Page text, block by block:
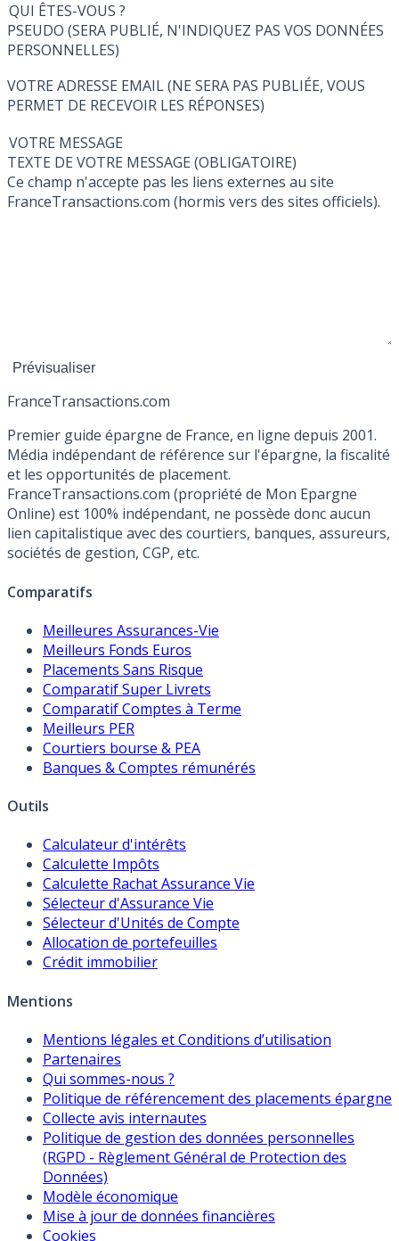
QUI ÊTES-VOUS ?
PSEUDO (SERA PUBLIÉ, N'INDIQUEZ PAS VOS DONNÉES
PERSONNELLES)
VOTRE ADRESSE EMAIL (NE SERA PAS PUBLIÉE, VOUS
PERMET DE RECEVOIR LES RÉPONSES)
VOTRE MESSAGE
TEXTE DE VOTRE MESSAGE (OBLIGATOIRE)
Ce champ n'accepte pas les liens externes au site
FranceTransactions.com (hormis vers des sites officiels).
FranceTransactions.com
Premier guide épargne de France, en ligne depuis 2001.
Média indépendant de référence sur l'épargne, la fiscalité
et les opportunités de placement.
FranceTransactions.com (propriété de Mon Epargne
Online) est 100% indépendant, ne possède donc aucun
lien capitalistique avec des courtiers, banques, assureurs,
sociétés de gestion, CGP, etc.
Comparatifs
Meilleures Assurances-Vie
Meilleurs Fonds Euros
Placements Sans Risque
Comparatif Super Livrets
Comparatif Comptes à Terme
Meilleurs PER
Courtiers bourse & PEA
Banques & Comptes rémunérés
Outils
Calculateur d'intérêts
Calculette Impôts
Calculette Rachat Assurance Vie
Sélecteur d'Assurance Vie
Sélecteur d'Unités de Compte
Allocation de portefeuilles
Crédit immobilier
Mentions
Mentions légales et Conditions d’utilisation
Partenaires
Qui sommes-nous ?
Politique de référencement des placements épargne
Collecte avis internautes
Politique de gestion des données personnelles
(RGPD - Règlement Général de Protection des
Données)
Modèle économique
Mise à jour de données financières
Cookies